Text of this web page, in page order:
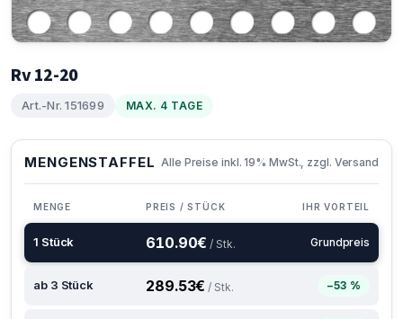
Rv 12-20
Art.-Nr. 151699 MAX. 4 TAGE
MENGENSTAFFEL Alle Preise inkl. 19% MwSt., zzgl. Versand
MENGE PREIS / STÜCK IHR VORTEIL
1 Stück 610.90€ / Stk. Grundpreis
ab 3 Stück 289.53€ / Stk. −53 %